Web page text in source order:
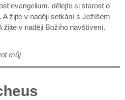
evangelium, dělejte si starost o
A žijte v naději setkání s Ježíšem
žijte v naději Božího navštívení.
můj